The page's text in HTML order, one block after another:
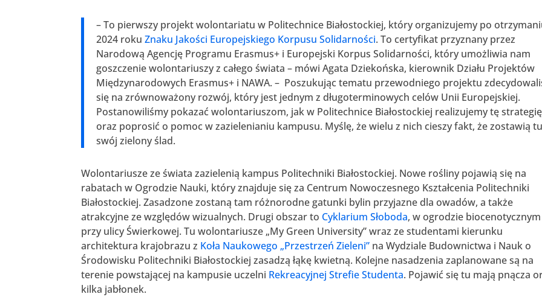
– To pierwszy projekt wolontariatu w Politechnice Białostockiej, który organizujemy po
2024 rokuZnaku Jakości Europejskiego Korpusu Solidarności. To certyfikat przyznany przez
Narodową Agencję Programu Erasmus+ i Europejski Korpus Solidarności, który umożliwia nam
goszczenie wolontariuszy z całego świata – mówi Agata Dziekońska, kierownik Działu Projektów
Międzynarodowych Erasmus+ i NAWA. – Poszukując tematu przewodniego projektu
się na zrównoważony rozwój, który jest jednym z długoterminowych celów Unii Europejskiej.
Postanowiliśmy pokazać wolontariuszom, jak w Politechnice Białostockiej realizujemy tę strategię
oraz poprosić o pomoc w zazielenianiu kampusu. Myślę, że wielu z nich cieszy fakt, że zostawią tu
swój zielony ślad.
Wolontariusze ze świata zazielenią kampus Politechniki Białostockiej. Nowe rośliny pojawią się na
rabatach w Ogrodzie Nauki, który znajduje się za Centrum Nowoczesnego Kształcenia Politechniki
Białostockiej. Zasadzone zostaną tam różnorodne gatunki bylin przyjazne dla owadów, a także
atrakcyjne ze względów wizualnych. Drugi obszar to Cyklarium Słoboda, w ogrodzie biocenotycznym
przy ulicy Świerkowej. Tu wolontariusze „My Green University” wraz ze studentami kierunku
architektura krajobrazu z Koła Naukowego „Przestrzeń Zieleni” na Wydziale Budownictwa i Nauk o
Środowisku Politechniki Białostockiej zasadzą łąkę kwietną. Kolejne nasadzenia zaplanowane są na
terenie powstającej na kampusie uczelni Rekreacyjnej Strefie Studenta. Pojawić się tu mają pnącza
kilka jabłonek.